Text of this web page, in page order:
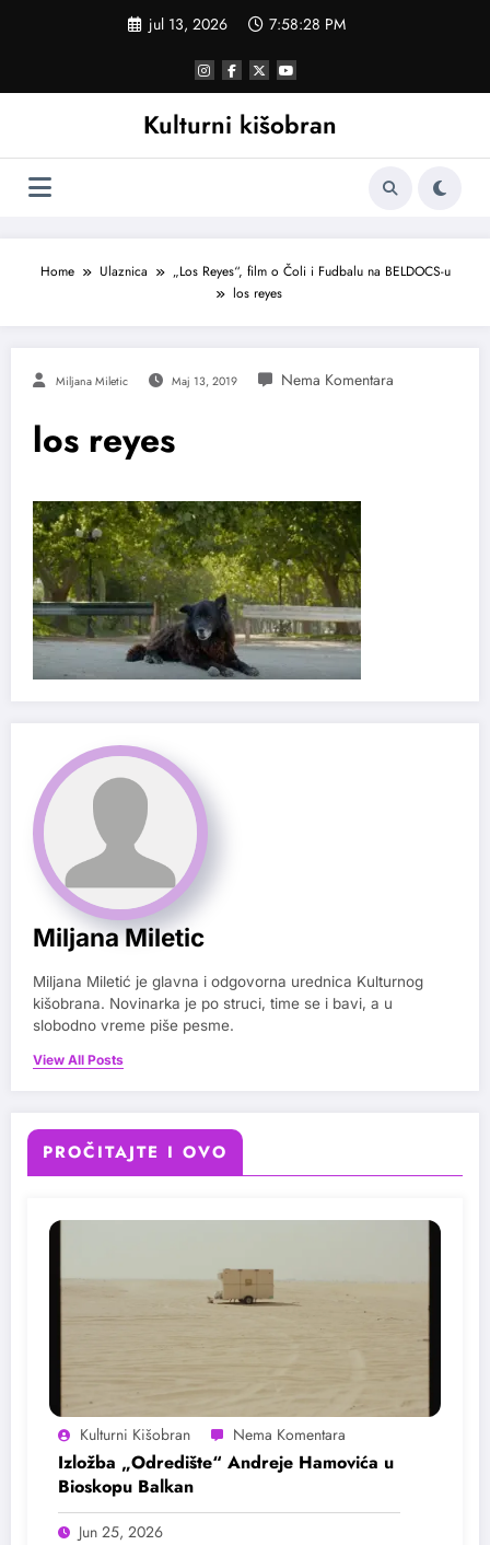
jul 13, 2026 7:58:28 PM
Kulturni kišobran
Home Ulaznica
„Los Reyes“, film o Čoli i Fudbalu na BELDOCS-u
los reyes
Miljana Miletic Maj 13, 2019
los reyes
Miljana Miletic
Miljana Miletić je glavna i odgovorna urednica Kulturnog
kišobrana. Novinarka je po struci, time se i bavi, a u
slobodno vreme piše pesme.
View All Posts
PROČITAJTE I OVO
Kulturni Kišobran
Izložba „Odredište“ Andreje Hamovića u
Bioskopu Balkan
Jun 25, 2026